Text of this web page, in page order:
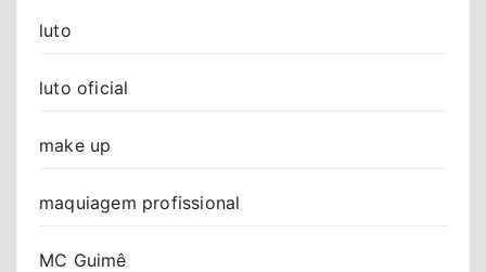
luto
luto oficial
make up
maquiagem profissional
MC Guimê